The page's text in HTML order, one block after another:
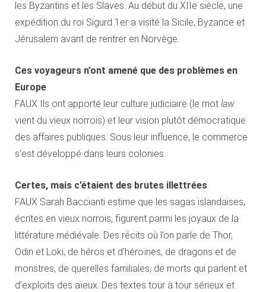
les Byzantins et les Slaves. Au début du XIIe siècle, une
expédition du roi Sigurd 1er a visité la Sicile, Byzance et
Jérusalem avant de rentrer en Norvège.
Ces voyageurs n’ont amené que des problèmes en
Europe
FAUX Ils ont apporté leur culture judiciaire (le mot law
vient du vieux norrois) et leur vision plutôt démocratique
des affaires publiques. Sous leur influence, le commerce
s’est développé dans leurs colonies.
Certes, mais c’étaient des brutes illettrées
FAUX Sarah Baccianti estime que les sagas islandaises,
écrites en vieux norrois, figurent parmi les joyaux de la
littérature médiévale. Des récits où l’on parle de Thor,
Odin et Loki, de héros et d’héroïnes, de dragons et de
monstres, de querelles familiales, de morts qui parlent et
d’exploits des aïeux. Des textes tour à tour sérieux et